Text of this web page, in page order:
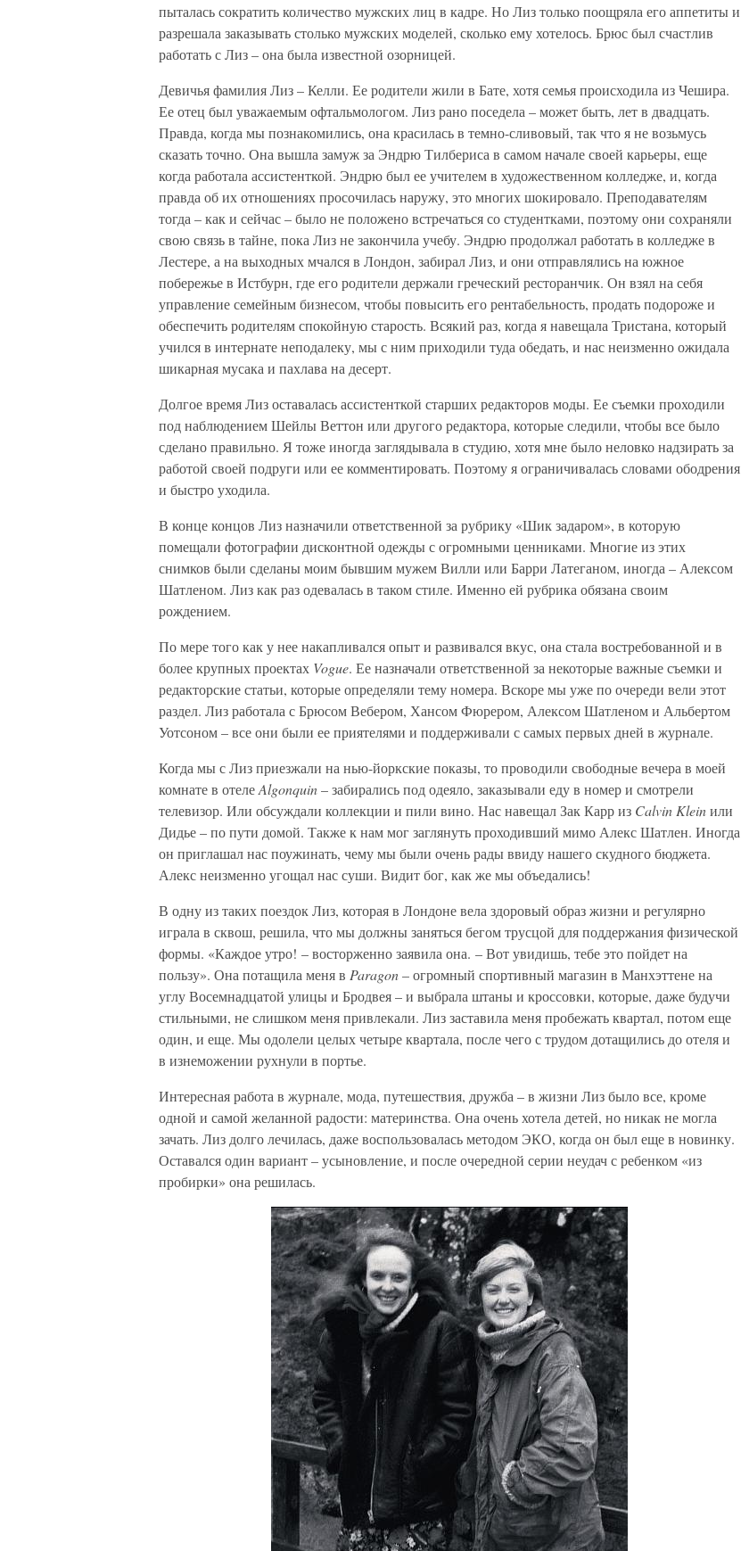
пыталась сократить количество мужских лиц в кадре. Но Лиз только поощряла его аппетиты и
разрешала заказывать столько мужских моделей, сколько ему хотелось. Брюс был счастлив
работать с Лиз – она была известной озорницей.
Девичья фамилия Лиз – Келли. Ее родители жили в Бате, хотя семья происходила из Чешира.
Ее отец был уважаемым офтальмологом. Лиз рано поседела – может быть, лет в двадцать.
Правда, когда мы познакомились, она красилась в темно-сливовый, так что я не возьмусь
сказать точно. Она вышла замуж за Эндрю Тилбериса в самом начале своей карьеры, еще
когда работала ассистенткой. Эндрю был ее учителем в художественном колледже, и, когда
правда об их отношениях просочилась наружу, это многих шокировало. Преподавателям
тогда – как и сейчас – было не положено встречаться со студентками, поэтому они сохраняли
свою связь в тайне, пока Лиз не закончила учебу. Эндрю продолжал работать в колледже в
Лестере, а на выходных мчался в Лондон, забирал Лиз, и они отправлялись на южное
побережье в Истбурн, где его родители держали греческий ресторанчик. Он взял на себя
управление семейным бизнесом, чтобы повысить его рентабельность, продать подороже и
обеспечить родителям спокойную старость. Всякий раз, когда я навещала Тристана, который
учился в интернате неподалеку, мы с ним приходили туда обедать, и нас неизменно ожидала
шикарная мусака и пахлава на десерт.
Долгое время Лиз оставалась ассистенткой старших редакторов моды. Ее съемки проходили
под наблюдением Шейлы Веттон или другого редактора, которые следили, чтобы все было
сделано правильно. Я тоже иногда заглядывала в студию, хотя мне было неловко надзирать за
работой своей подруги или ее комментировать. Поэтому я ограничивалась словами ободрения
и быстро уходила.
В конце концов Лиз назначили ответственной за рубрику «Шик задаром», в которую
помещали фотографии дисконтной одежды с огромными ценниками. Многие из этих
снимков были сделаны моим бывшим мужем Вилли или Барри Латеганом, иногда – Алексом
Шатленом. Лиз как раз одевалась в таком стиле. Именно ей рубрика обязана своим
рождением.
По мере того как у нее накапливался опыт и развивался вкус, она стала востребованной и в
более крупных проектах Vogue. Ее назначали ответственной за некоторые важные съемки и
редакторские статьи, которые определяли тему номера. Вскоре мы уже по очереди вели этот
раздел. Лиз работала с Брюсом Вебером, Хансом Фюрером, Алексом Шатленом и Альбертом
Уотсоном – все они были ее приятелями и поддерживали с самых первых дней в журнале.
Когда мы с Лиз приезжали на нью-йоркские показы, то проводили свободные вечера в моей
комнате в отелеAlgonquin– забирались под одеяло, заказывали еду в номер и смотрели
телевизор. Или обсуждали коллекции и пили вино. Нас навещал Зак Карр из Calvin Kleinили
Дидье – по пути домой. Также к нам мог заглянуть проходивший мимо Алекс Шатлен. Иногда
он приглашал нас поужинать, чему мы были очень рады ввиду нашего скудного бюджета.
Алекс неизменно угощал нас суши. Видит бог, как же мы объедались!
В одну из таких поездок Лиз, которая в Лондоне вела здоровый образ жизни и регулярно
играла в сквош, решила, что мы должны заняться бегом трусцой для поддержания физической
формы. «Каждое утро! – восторженно заявила она. – Вот увидишь, тебе это пойдет на
пользу». Она потащила меня в Paragon– огромный спортивный магазин в Манхэттене на
углу Восемнадцатой улицы и Бродвея – и выбрала штаны и кроссовки, которые, даже будучи
стильными, не слишком меня привлекали. Лиз заставила меня пробежать квартал, потом еще
один, и еще. Мы одолели целых четыре квартала, после чего с трудом дотащились до отеля и
в изнеможении рухнули в портье.
Интересная работа в журнале, мода, путешествия, дружба – в жизни Лиз было все, кроме
одной и самой желанной радости: материнства. Она очень хотела детей, но никак не могла
зачать. Лиз долго лечилась, даже воспользовалась методом ЭКО, когда он был еще в новинку.
Оставался один вариант – усыновление, и после очередной серии неудач с ребенком «из
пробирки» она решилась.